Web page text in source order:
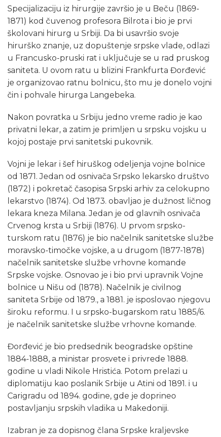
Specijalizaciju iz hirurgije završio je u Beču (1869-
1871) kod čuvenog profesora Bilrota i bio je prvi
školovani hirurg u Srbiji. Da bi usavršio svoje
hirurško znanje, uz dopuštenje srpske vlade, odlazi
u Francusko-pruski rat i uključuje se u rad pruskog
saniteta. U ovom ratu u blizini Frankfurta Đorđević
je organizovao ratnu bolnicu, što mu je donelo vojni
čin i pohvale hirurga Langebeka.
Nakon povratka u Srbiju jedno vreme radio je kao
privatni lekar, a zatim je primljen u srpsku vojsku u
kojoj postaje prvi sanitetski pukovnik.
Vojni je lekar i šef hiruškog odeljenja vojne bolnice
od 1871. Jedan od osnivača Srpsko lekarsko društvo
(1872) i pokretač časopisa Srpski arhiv za celokupno
lekarstvo (1874). Od 1873. obavljao je dužnost ličnog
lekara kneza Milana. Jedan je od glavnih osnivača
Crvenog krsta u Srbiji (1876). U prvom srpsko-
turskom ratu (1876) je bio načelnik sanitetske službe
moravsko-timočke vojske, a u drugom (1877-1878)
načelnik sanitetske službe vrhovne komande
Srpske vojske. Osnovao je i bio prvi upravnik Vojne
bolnice u Nišu od (1878). Načelnik je civilnog
saniteta Srbije od 1879., a 1881. je isposlovao njegovu
široku reformu. I u srpsko-bugarskom ratu 1885/6.
je načelnik sanitetske službe vrhovne komande.
Đorđević je bio predsednik beogradske opštine
1884-1888, a ministar prosvete i privrede 1888.
godine u vladi Nikole Hristića. Potom prelazi u
diplomatiju kao poslanik Srbije u Atini od 1891. i u
Carigradu od 1894. godine, gde je doprineo
postavljanju srpskih vladika u Makedoniji.
Izabran je za dopisnog člana Srpske kraljevske